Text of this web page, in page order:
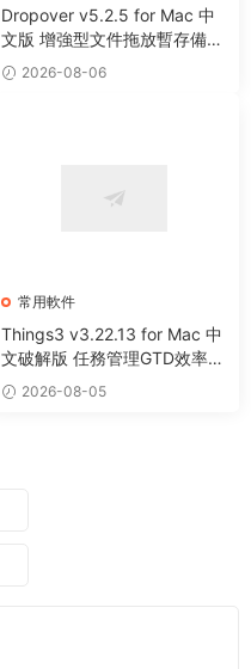
Dropover v5.2.5 for Mac 中
文版 增強型文件拖放暫存備用
整理工具
2026-08-06
常用軟件
Things3 v3.22.13 for Mac 中
文破解版 任務管理GTD效率工
具 2026-08-05